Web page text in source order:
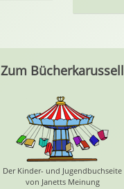
Zum Bücherkarussell
Der Kinder- und Jugendbuchseite
von Janetts Meinung